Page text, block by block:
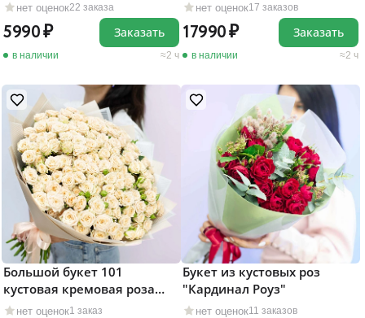
нет оценок22 заказа
5990
в наличии 2 ч
Заказать
нет оценок17 заказов
17990
в наличии 2 ч
Заказать
нет оценок1 заказ
Большой букет 101
кустовая кремовая роза
"Яна"
нет оценок11 заказов
Букет из кустовых роз
"Кардинал Роуз"